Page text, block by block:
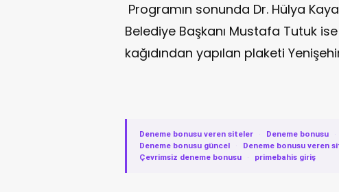
Programın sonunda Dr. Hülya
Belediye Başkanı Mustafa Tutuk
kağıdından yapılan plaketi
Deneme bonusu veren siteler · Deneme bonusu ·
Deneme bonusu güncel
· Deneme bonusu veren
Çevrimsiz deneme bonusu
· primebahis giriş